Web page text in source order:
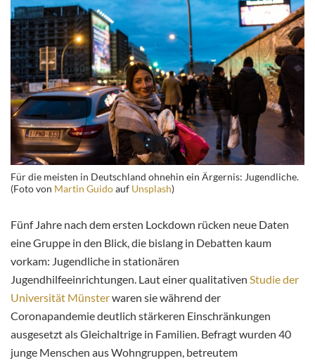
Für die meisten in Deutschland ohnehin ein Ärgernis: Jugendliche.
(Foto von Martin Guidoauf Unsplash)
Fünf Jahre nach dem ersten Lockdown rücken neue Daten
eine Gruppe in den Blick, die bislang in Debatten kaum
vorkam: Jugendliche in stationären
Jugendhilfeeinrichtungen. Laut einer qualitativen Studie der
Universität Münsterwaren sie während der
Coronapandemie deutlich stärkeren Einschränkungen
ausgesetzt als Gleichaltrige in Familien. Befragt wurden 40
junge Menschen aus Wohngruppen, betreutem